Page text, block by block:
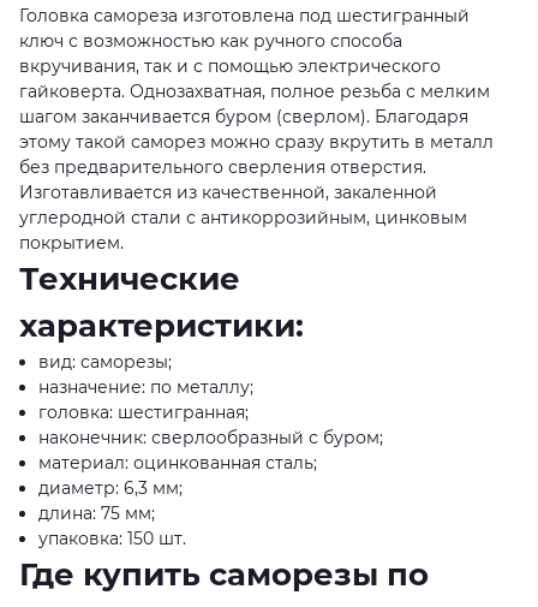
Головка самореза изготовлена под шестигранный
ключ с возможностью как ручного способа
вкручивания, так и с помощью электрического
гайковерта. Однозахватная, полное резьба с мелким
шагом заканчивается буром (сверлом). Благодаря
этому такой саморез можно сразу вкрутить в металл
без предварительного сверления отверстия.
Изготавливается из качественной, закаленной
углеродной стали с антикоррозийным, цинковым
покрытием.
Технические
характеристики:
вид: саморезы;
назначение: по металлу;
головка: шестигранная;
наконечник: сверлообразный с буром;
материал: оцинкованная сталь;
диаметр: 6,3 мм;
длина: 75 мм;
упаковка: 150 шт.
Где купить саморезы по